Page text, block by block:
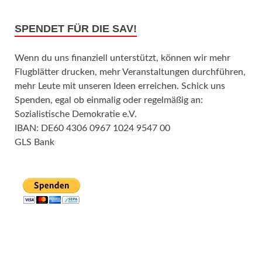
SPENDET FÜR DIE SAV!
Wenn du uns finanziell unterstützt, können wir mehr
Flugblätter drucken, mehr Veranstaltungen durchführen,
mehr Leute mit unseren Ideen erreichen. Schick uns
Spenden, egal ob einmalig oder regelmäßig an:
Sozialistische Demokratie e.V.
IBAN: DE60 4306 0967 1024 9547 00
GLS Bank